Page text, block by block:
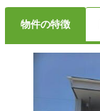
物件の特徴